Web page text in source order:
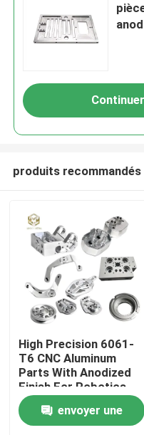
Aperçu
Produits
A propos de nous
Continuer
produits recommandés
High Precision 6061-
T6 CNC Aluminum
Parts With Anodized
Finish For Robotics
envoyer une